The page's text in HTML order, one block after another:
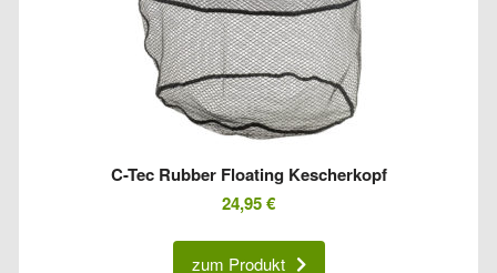
C-Tec Rubber Floating Kescherkopf
24,95€
zum Produkt